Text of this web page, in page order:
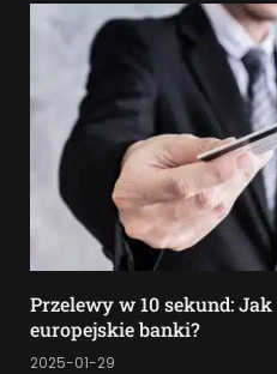
Przelewy w 10 sekund:
europejskie banki?
2025-01-29